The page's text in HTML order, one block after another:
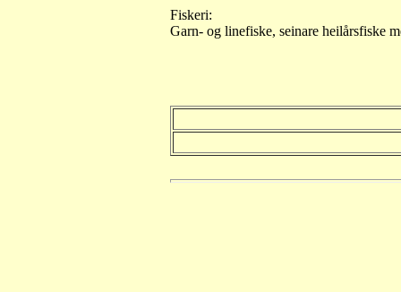
Fiskeri:
Garn- og linefiske, seinare heilårsfiske